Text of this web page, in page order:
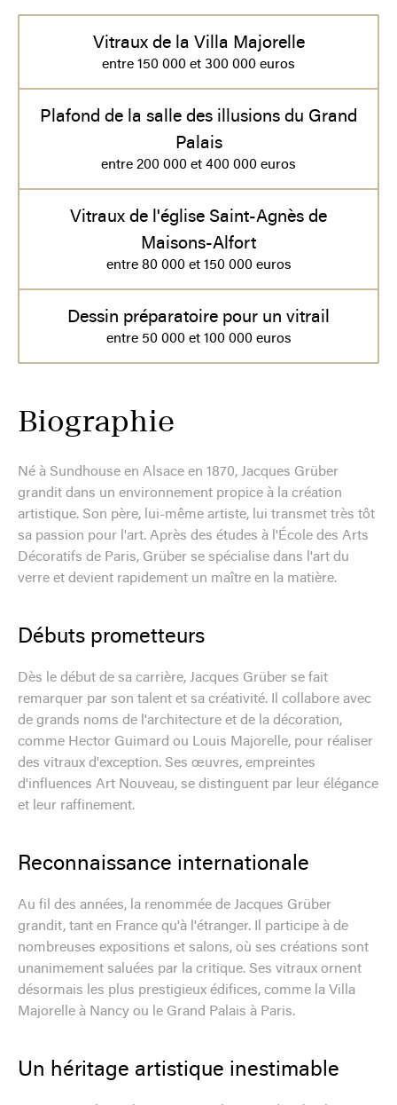
Vitraux de la Villa Majorelle
entre 150 000 et 300 000 euros
Plafond de la salle des illusions du Grand
Palais
entre 200 000 et 400 000 euros
Vitraux de l'église Saint-Agnès de
Maisons-Alfort
entre 80 000 et 150 000 euros
Dessin préparatoire pour un vitrail
entre 50 000 et 100 000 euros
Biographie
Né à Sundhouse en Alsace en 1870, Jacques Grüber
grandit dans un environnement propice à la création
artistique. Son père, lui-même artiste, lui transmet très tôt
sa passion pour l'art. Après des études à l'École des Arts
Décoratifs de Paris, Grüber se spécialise dans l'art du
verre et devient rapidement un maître en la matière.
Débuts prometteurs
Dès le début de sa carrière, Jacques Grüber se fait
remarquer par son talent et sa créativité. Il collabore avec
de grands noms de l'architecture et de la décoration,
comme Hector Guimard ou Louis Majorelle, pour réaliser
des vitraux d'exception. Ses œuvres, empreintes
d'influences Art Nouveau, se distinguent par leur élégance
et leur raffinement.
Reconnaissance internationale
Au fil des années, la renommée de Jacques Grüber
grandit, tant en France qu'à l'étranger. Il participe à de
nombreuses expositions et salons, où ses créations sont
unanimement saluées par la critique. Ses vitraux ornent
désormais les plus prestigieux édifices, comme la Villa
Majorelle à Nancy ou le Grand Palais à Paris.
Un héritage artistique inestimable